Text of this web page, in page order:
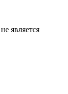
является